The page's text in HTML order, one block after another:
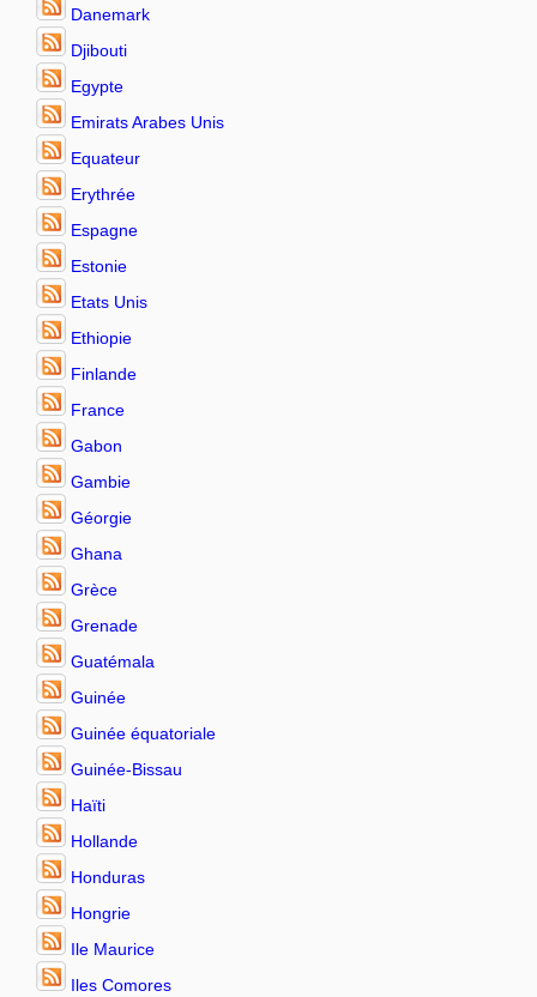
Danemark
Djibouti
Egypte
Emirats Arabes Unis
Equateur
Erythrée
Espagne
Estonie
Etats Unis
Ethiopie
Finlande
France
Gabon
Gambie
Géorgie
Ghana
Grèce
Grenade
Guatémala
Guinée
Guinée équatoriale
Guinée-Bissau
Haïti
Hollande
Honduras
Hongrie
Ile Maurice
Iles Comores